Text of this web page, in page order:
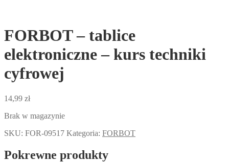
FORBOT – tablice
elektroniczne – kurs techniki
cyfrowej
14,99 zł
Brak w magazynie
SKU: FOR-09517 Kategoria: FORBOT
Pokrewne produkty